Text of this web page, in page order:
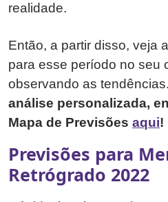
realidade.
Então, a partir disso, veja
para esse período no seu
observando as tendências.
análise personalizada,
Mapa de Previsões aqui!
Previsões para
Retrógrado 2022